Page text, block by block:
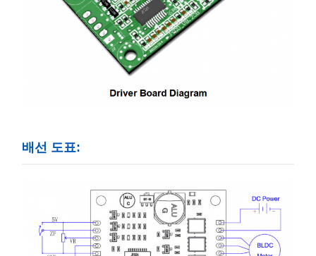
배선 도표: